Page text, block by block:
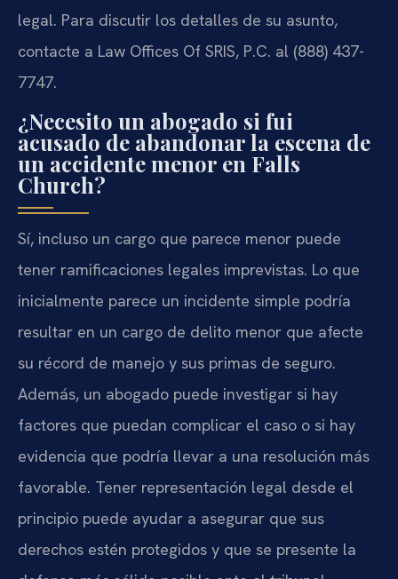
legal. Para discutir los detalles de su asunto,
contacte a Law Offices Of SRIS, P.C. al (888) 437-
7747.
¿Necesito un abogado si fui
acusado de abandonar la escena de
un accidente menor en Falls
Church?
Sí, incluso un cargo que parece menor puede
tener ramificaciones legales imprevistas. Lo que
inicialmente parece un incidente simple podría
resultar en un cargo de delito menor que afecte
su récord de manejo y sus primas de seguro.
Además, un abogado puede investigar si hay
factores que puedan complicar el caso o si hay
evidencia que podría llevar a una resolución más
favorable. Tener representación legal desde el
principio puede ayudar a asegurar que sus
derechos estén protegidos y que se presente la